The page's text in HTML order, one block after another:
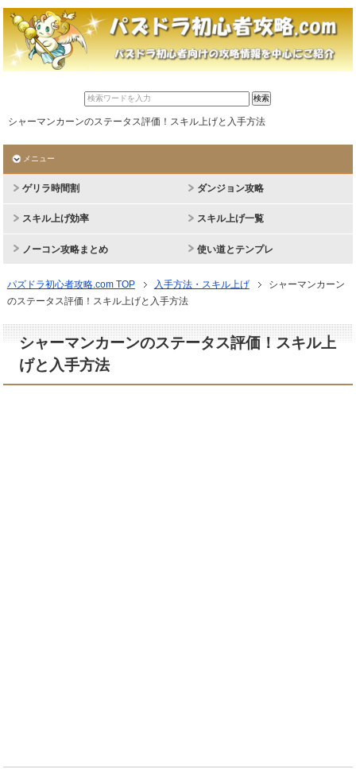
シャーマンカーンのステータス評価！スキル上げと入手方法
メニュー
ゲリラ時間割 ダンジョン攻略
スキル上げ効率 スキル上げ一覧
ノーコン攻略まとめ 使い道とテンプレ
パズドラ初心者攻略.com TOP 入手方法・スキル上げ
シャーマンカーン
のステータス評価！スキル上げと入手方法
シャーマンカーンのステータス評価！スキル上
げと入手方法